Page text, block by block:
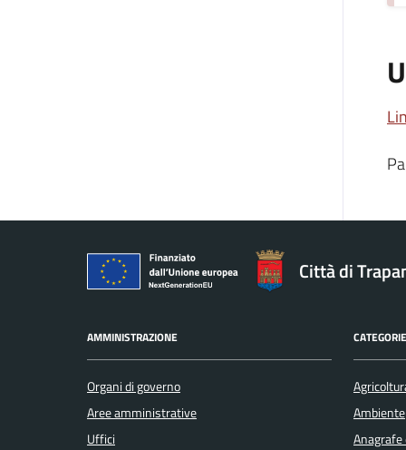
Città di
AMMINISTRAZIONE
Organi di governo
Aree amministrative
Uffici
Ambiente